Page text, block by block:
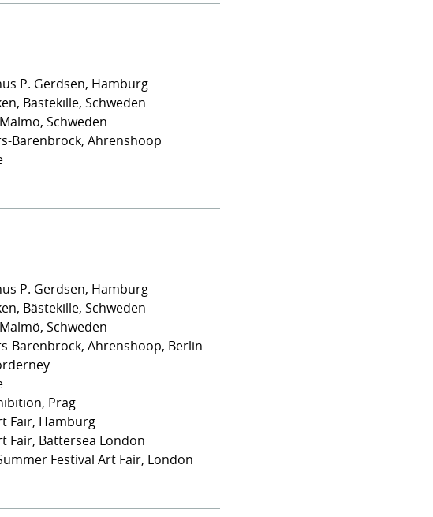
P. Gerdsen, Hamburg
Bästekille, Schweden
Schweden
Barenbrock, Ahrenshoop
P. Gerdsen, Hamburg
Bästekille, Schweden
Schweden
Barenbrock, Ahrenshoop, Berlin
Prag
Fair, Hamburg
Fair, Battersea London
Festival Art Fair, London